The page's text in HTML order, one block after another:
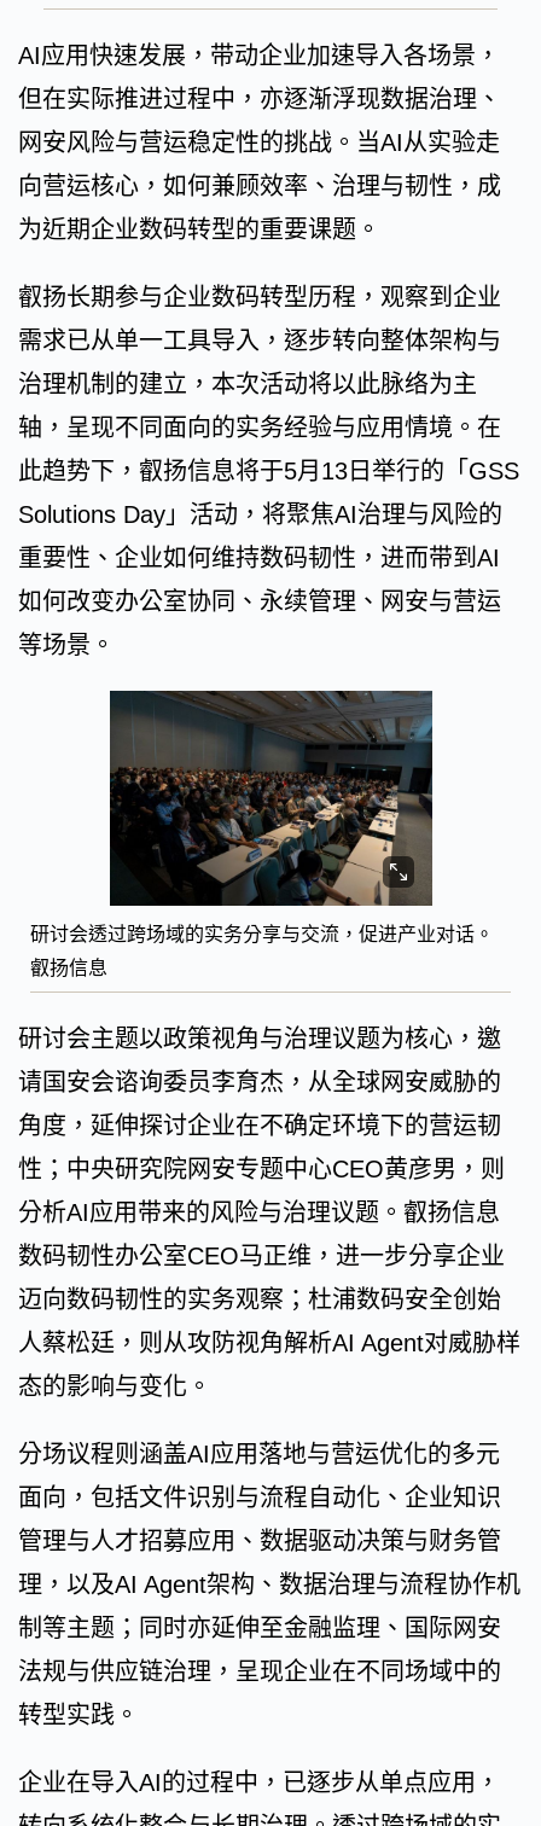
AI应用快速发展，带动企业加速导入各场景，
但在实际推进过程中，亦逐渐浮现数据治理、
网安风险与营运稳定性的挑战。当AI从实验走
向营运核心，如何兼顾效率、治理与韧性，成
为近期企业数码转型的重要课题。
叡扬长期参与企业数码转型历程，观察到企业
需求已从单一工具导入，逐步转向整体架构与
治理机制的建立，本次活动将以此脉络为主
轴，呈现不同面向的实务经验与应用情境。在
此趋势下，叡扬信息将于5月13日举行的「GSS
Solutions Day」活动，将聚焦AI治理与风险的
重要性、企业如何维持数码韧性，进而带到AI
如何改变办公室协同、永续管理、网安与营运
等场景。
研讨会透过跨场域的实务分享与交流，促进产业对话。
叡扬信息
研讨会主题以政策视角与治理议题为核心，邀
请国安会谘询委员李育杰，从全球网安威胁的
角度，延伸探讨企业在不确定环境下的营运韧
性；中央研究院网安专题中心CEO黄彦男，则
分析AI应用带来的风险与治理议题。叡扬信息
数码韧性办公室CEO马正维，进一步分享企业
迈向数码韧性的实务观察；杜浦数码安全创始
人蔡松廷，则从攻防视角解析AI Agent对威胁样
态的影响与变化。
分场议程则涵盖AI应用落地与营运优化的多元
面向，包括文件识别与流程自动化、企业知识
管理与人才招募应用、数据驱动决策与财务管
理，以及AI Agent架构、数据治理与流程协作机
制等主题；同时亦延伸至金融监理、国际网安
法规与供应链治理，呈现企业在不同场域中的
转型实践。
企业在导入AI的过程中，已逐步从单点应用，